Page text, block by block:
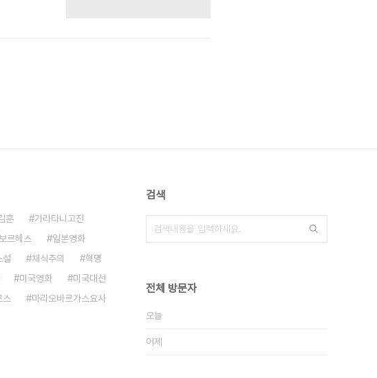
훈
가라타니고진
보르헤스
일본영화
설 채식주의
혁명
미국영화
미국대선
스
마리오바르가스요사
검색
전체 방문자
오늘
어제